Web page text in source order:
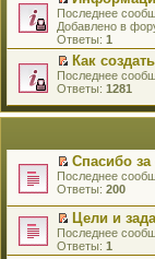
П
е
р
е
й
т
и
п
в
о
м
у
н
е
п
р
Последнее
Добавлено в
Ответы: 1
П
е
е
и
к
п
е
р
в
о
м
у
Как
Последнее
Ответы: 1281
П
е
е
й
т
и
Спасибо
Последнее
Ответы: 200
П
е
р
Цели и
Последнее
Ответы: 1